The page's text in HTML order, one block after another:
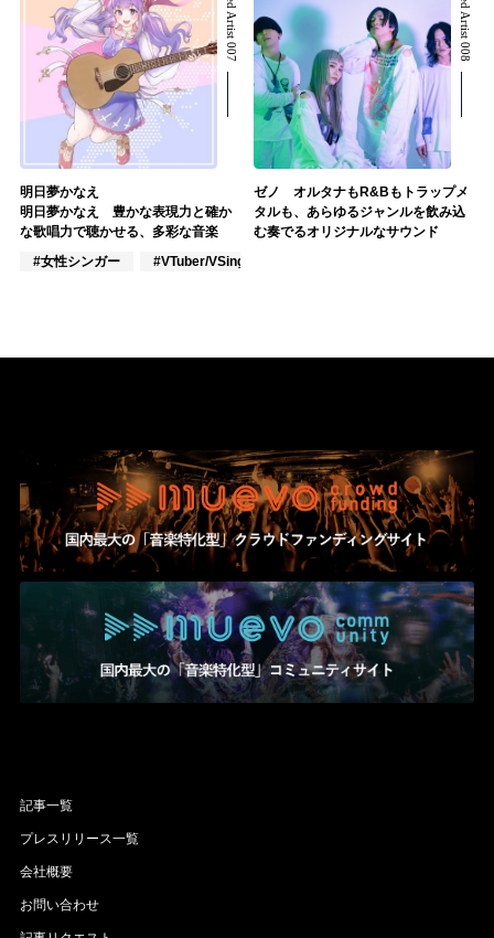
明日夢かなえ
明日夢かなえ 豊かな表現力と確か
な歌唱力で聴かせる、多彩な音楽
#女性シンガー
#VTuber/VSinger
ゼノ オルタナもR&Bもトラップメ
タルも、あらゆるジャンルを飲み込
む奏でるオリジナルなサウンド
記事一覧
プレスリリース一覧
会社概要
お問い合わせ